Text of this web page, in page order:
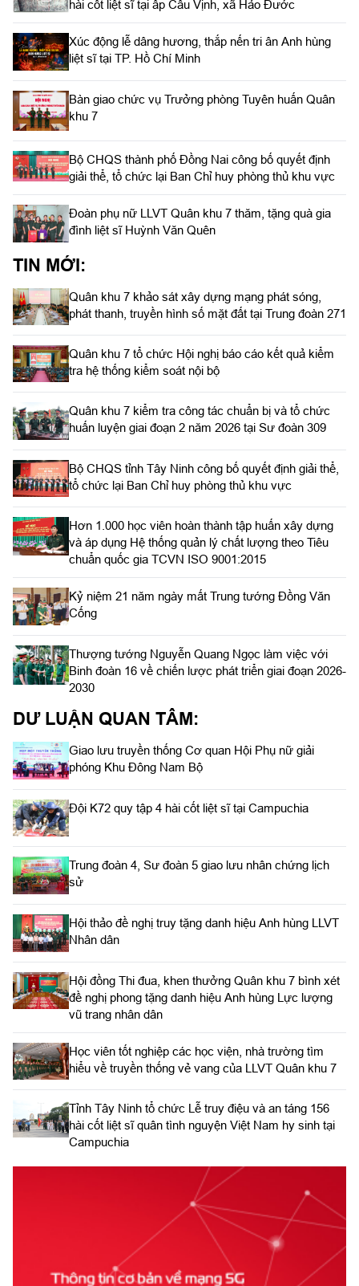
hài cốt liệt sĩ tại ấp Cầu Vịnh, xã Hảo Đước
Xúc động lễ dâng hương, thắp nến tri ân Anh hùng
liệt sĩ tại TP. Hồ Chí Minh
Bàn giao chức vụ Trưởng phòng Tuyên huấn Quân
khu 7
Bộ CHQS thành phố Đồng Nai công bố quyết định
giải thể, tổ chức lại Ban Chỉ huy phòng thủ khu vực
Đoàn phụ nữ LLVT Quân khu 7 thăm, tặng quà gia
đình liệt sĩ Huỳnh Văn Quên
TIN MỚI:
Quân khu 7 khảo sát xây dựng mạng phát sóng,
phát thanh, truyền hình số mặt đất tại Trung đoàn 271
Quân khu 7 tổ chức Hội nghị báo cáo kết quả kiểm
tra hệ thống kiểm soát nội bộ
Quân khu 7 kiểm tra công tác chuẩn bị và tổ chức
huấn luyện giai đoạn 2 năm 2026 tại Sư đoàn 309
Bộ CHQS tỉnh Tây Ninh công bố quyết định giải thể,
tổ chức lại Ban Chỉ huy phòng thủ khu vực
Hơn 1.000 học viên hoàn thành tập huấn xây dựng
và áp dụng Hệ thống quản lý chất lượng theo Tiêu
chuẩn quốc gia TCVN ISO 9001:2015
Kỷ niệm 21 năm ngày mất Trung tướng Đồng Văn
Cống
Thượng tướng Nguyễn Quang Ngọc làm việc với
Binh đoàn 16 về chiến lược phát triển giai đoạn 2026-
2030
DƯ LUẬN QUAN TÂM:
Giao lưu truyền thống Cơ quan Hội Phụ nữ giải
phóng Khu Đông Nam Bộ
Đội K72 quy tập 4 hài cốt liệt sĩ tại Campuchia
Trung đoàn 4, Sư đoàn 5 giao lưu nhân chứng lịch
sử
Hội thảo đề nghị truy tặng danh hiệu Anh hùng LLVT
Nhân dân
Hội đồng Thi đua, khen thưởng Quân khu 7 bình xét
đề nghị phong tặng danh hiệu Anh hùng Lực lượng
vũ trang nhân dân
Học viên tốt nghiệp các học viện, nhà trường tìm
hiểu về truyền thống vẻ vang của LLVT Quân khu 7
​Tỉnh Tây Ninh tổ chức Lễ truy điệu và an táng 156
hài cốt liệt sĩ quân tình nguyện Việt Nam hy sinh tại
Campuchia